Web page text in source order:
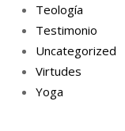
Teología
Testimonio
Uncategorized
Virtudes
Yoga